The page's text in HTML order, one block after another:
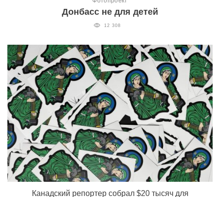
Донбасс не для детей
12 308
Канадский репортер собрал $20 тысяч для